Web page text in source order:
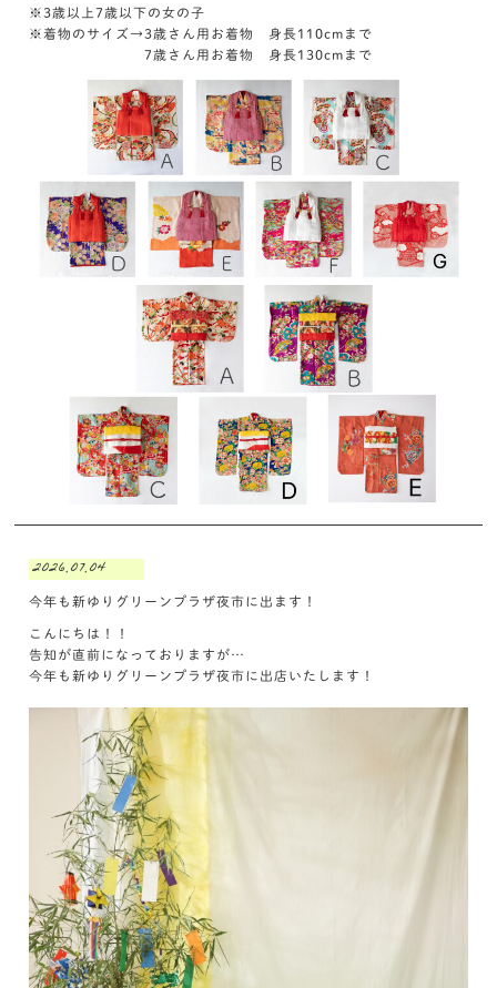
※3歳以上7歳以下の女の子
※着物のサイズ→3歳さん用お着物 身長110cmまで
7歳さん用お着物 身長130cmまで
2026.07.04
今年も新ゆりグリーンプラザ夜市に出ます！
こんにちは！！
告知が直前になっておりますが…
今年も新ゆりグリーンプラザ夜市に出店いたします！